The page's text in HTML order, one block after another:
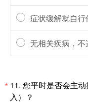
症状缓解就自
无相关疾病，不
* 11. 您平时是否会主
入）？